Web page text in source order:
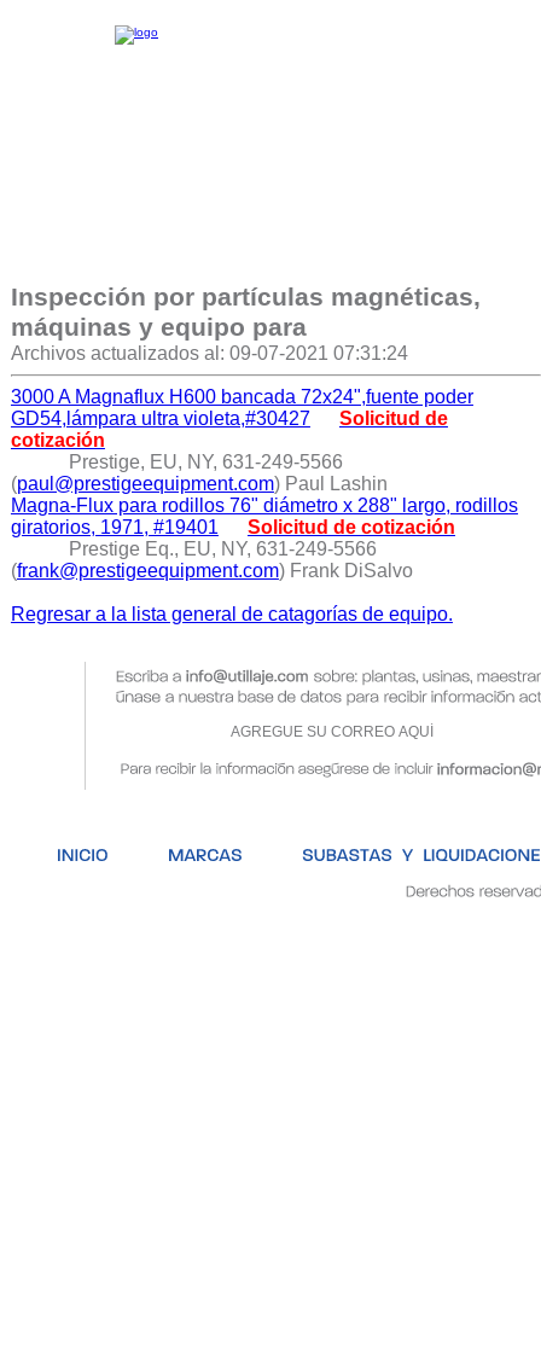
Inspección por partículas magnéticas,
máquinas y equipo para
Archivos actualizados al: 09-07-2021 07:31:24
3000 A Magnaflux H600 bancada 72x24",fuente poder
GD54,lámpara ultra violeta,#30427
Solicitud de
cotización
Prestige, EU, NY, 631-249-5566
(paul@prestigeequipment.com) Paul Lashin
Magna-Flux para rodillos 76" diámetro x 288" largo, rodillos
giratorios, 1971, #19401
Solicitud de cotización
Prestige Eq., EU, NY, 631-249-5566
(frank@prestigeequipment.com) Frank DiSalvo
Regresar a la lista general de catagorías de equipo.